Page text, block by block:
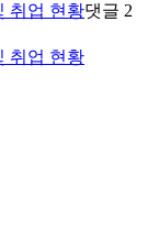
취업 현황댓글 2
취업 현황